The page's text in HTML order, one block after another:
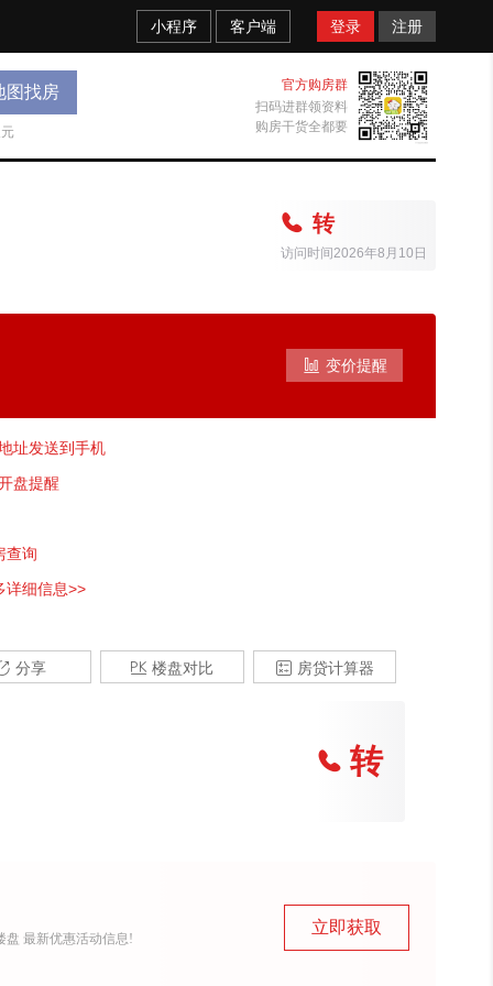
小程序 客户端 登录 注册
图找房
官方购房群
扫码进群领资料
购房干货全都要
 转
访问时间2026年8月10日
 变价提醒
址发送到手机
盘提醒
查询
详细信息>>
分享  楼盘对比  房贷计算器
 转
盘 最新优惠活动信息!
立即获取